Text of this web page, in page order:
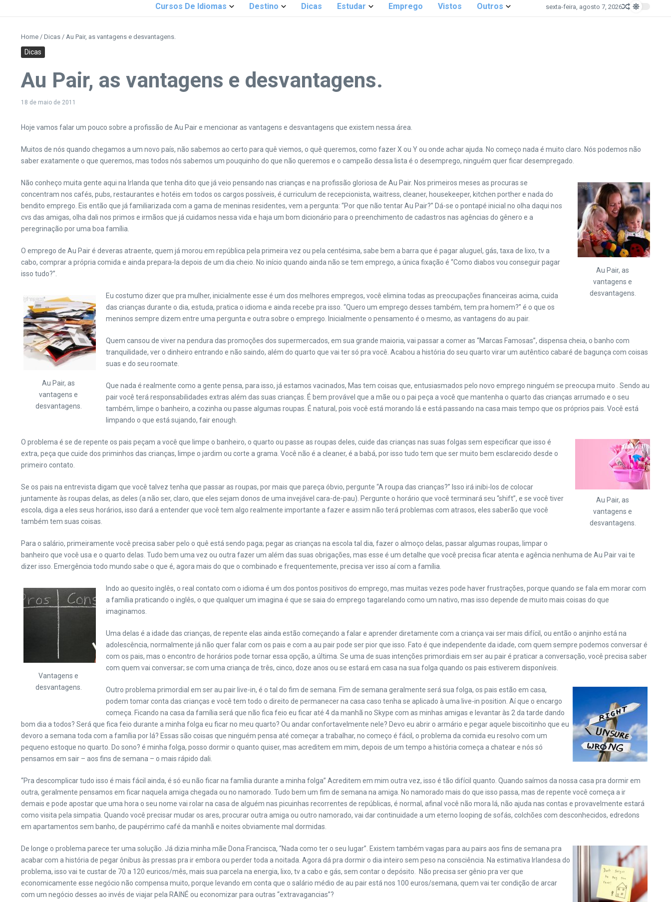
Cursos De Idiomas Destino Dicas Estudar Emprego Vistos Outros sexta-feira, agosto 7, 2026
Home / Dicas / Au Pair, as vantagens e desvantagens.
Dicas
Au Pair, as vantagens e desvantagens.
18 de maio de 2011
Hoje vamos falar um pouco sobre a profissão de Au Pair e mencionar as vantagens e desvantagens que existem nessa área.
Muitos de nós quando chegamos a um novo país, não sabemos ao certo para quê viemos, o quê queremos, como fazer X ou Y ou onde achar ajuda. No começo nada é muito claro. Nós podemos não
saber exatamente o que queremos, mas todos nós sabemos um pouquinho do que não queremos e o campeão dessa lista é o desemprego, ninguém quer ficar desempregado.
Au Pair, as
vantagens e
desvantagens.
Não conheço muita gente aqui na Irlanda que tenha dito que já veio pensando nas crianças e na profissão gloriosa de Au Pair. Nos primeiros meses as procuras se
concentram nos cafés, pubs, restaurantes e hotéis em todos os cargos possíveis, é curriculum de recepcionista, waitress, cleaner, housekeeper, kitchen porther e nada do
bendito emprego. Eis então que já familiarizada com a gama de meninas residentes, vem a pergunta: “Por que não tentar Au Pair?” Dá-se o pontapé inicial no olha daqui nos
cvs das amigas, olha dali nos primos e irmãos que já cuidamos nessa vida e haja um bom dicionário para o preenchimento de cadastros nas agências do gênero e a
peregrinação por uma boa família.
O emprego de Au Pair é deveras atraente, quem já morou em república pela primeira vez ou pela centésima, sabe bem a barra que é pagar aluguel, gás, taxa de lixo, tv a
cabo, comprar a própria comida e ainda prepara-la depois de um dia cheio. No início quando ainda não se tem emprego, a única fixação é “Como diabos vou conseguir pagar
isso tudo?”.
Au Pair, as
vantagens e
desvantagens.
Eu costumo dizer que pra mulher, inicialmente esse é um dos melhores empregos, você elimina todas as preocupações financeiras acima, cuida
das crianças durante o dia, estuda, pratica o idioma e ainda recebe pra isso. “Quero um emprego desses também, tem pra homem?” é o que os
meninos sempre dizem entre uma pergunta e outra sobre o emprego. Inicialmente o pensamento é o mesmo, as vantagens do au pair.
Quem cansou de viver na pendura das promoções dos supermercados, em sua grande maioria, vai passar a comer as “Marcas Famosas”, dispensa cheia, o banho com
tranquilidade, ver o dinheiro entrando e não saindo, além do quarto que vai ter só pra você. Acabou a história do seu quarto virar um autêntico cabaré de bagunça com coisas
suas e do seu roomate.
Que nada é realmente como a gente pensa, para isso, já estamos vacinados, Mas tem coisas que, entusiasmados pelo novo emprego ninguém se preocupa muito . Sendo au
pair você terá responsabilidades extras além das suas crianças. É bem provável que a mãe ou o pai peça a você que mantenha o quarto das crianças arrumado e o seu
também, limpe o banheiro, a cozinha ou passe algumas roupas. É natural, pois você está morando lá e está passando na casa mais tempo que os próprios pais. Você está
limpando o que está sujando, fair enough.
Au Pair, as
vantagens e
desvantagens.
O problema é se de repente os pais peçam a você que limpe o banheiro, o quarto ou passe as roupas deles, cuide das crianças nas suas folgas sem especificar que isso é
extra, peça que cuide dos priminhos das crianças, limpe o jardim ou corte a grama. Você não é a cleaner, é a babá, por isso tudo tem que ser muito bem esclarecido desde o
primeiro contato.
Se os pais na entrevista digam que você talvez tenha que passar as roupas, por mais que pareça óbvio, pergunte “A roupa das crianças?” Isso irá inibi-los de colocar
juntamente às roupas delas, as deles (a não ser, claro, que eles sejam donos de uma invejável cara-de-pau). Pergunte o horário que você terminará seu “shift”, e se você tiver
escola, diga a eles seus horários, isso dará a entender que você tem algo realmente importante a fazer e assim não terá problemas com atrasos, eles saberão que você
também tem suas coisas.
Para o salário, primeiramente você precisa saber pelo o quê está sendo paga; pegar as crianças na escola tal dia, fazer o almoço delas, passar algumas roupas, limpar o
banheiro que você usa e o quarto delas. Tudo bem uma vez ou outra fazer um além das suas obrigações, mas esse é um detalhe que você precisa ficar atenta e agência nenhuma de Au Pair vai te
dizer isso. Emergência todo mundo sabe o que é, agora mais do que o combinado e frequentemente, precisa ver isso aí com a família.
Vantagens e
desvantagens.
Indo ao quesito inglês, o real contato com o idioma é um dos pontos positivos do emprego, mas muitas vezes pode haver frustrações, porque quando se fala em morar com
a família praticando o inglês, o que qualquer um imagina é que se saia do emprego tagarelando como um nativo, mas isso depende de muito mais coisas do que
imaginamos.
Uma delas é a idade das crianças, de repente elas ainda estão começando a falar e aprender diretamente com a criança vai ser mais difícil, ou então o anjinho está na
adolescência, normalmente já não quer falar com os pais e com a au pair pode ser pior que isso. Fato é que independente da idade, com quem sempre podemos conversar é
com os pais, mas o encontro de horários pode tornar essa opção, a última. Se uma de suas intenções primordiais em ser au pair é praticar a conversação, você precisa saber
com quem vai conversar; se com uma criança de três, cinco, doze anos ou se estará em casa na sua folga quando os pais estiverem disponíveis.
Outro problema primordial em ser au pair live-in, é o tal do fim de semana. Fim de semana geralmente será sua folga, os pais estão em casa,
podem tomar conta das crianças e você tem todo o direito de permanecer na casa caso tenha se aplicado à uma live-in position. Aí que o encargo
começa. Ficando na casa da família será que não fica feio eu ficar até 4 da manhã no Skype com as minhas amigas e levantar às 2 da tarde dando
bom dia a todos? Será que fica feio durante a minha folga eu ficar no meu quarto? Ou andar confortavelmente nele? Devo eu abrir o armário e pegar aquele biscoitinho que eu
devoro a semana toda com a família por lá? Essas são coisas que ninguém pensa até começar a trabalhar, no começo é fácil, o problema da comida eu resolvo com um
pequeno estoque no quarto. Do sono? é minha folga, posso dormir o quanto quiser, mas acreditem em mim, depois de um tempo a história começa a chatear e nós só
pensamos em sair – aos fins de semana – o mais rápido dali.
“Pra descomplicar tudo isso é mais fácil ainda, é só eu não ficar na família durante a minha folga” Acreditem em mim outra vez, isso é tão difícil quanto. Quando saímos da nossa casa pra dormir em
outra, geralmente pensamos em ficar naquela amiga chegada ou no namorado. Tudo bem um fim de semana na amiga. No namorado mais do que isso passa, mas de repente você começa a ir
demais e pode apostar que uma hora o seu nome vai rolar na casa de alguém nas picuinhas recorrentes de repúblicas, é normal, afinal você não mora lá, não ajuda nas contas e provavelmente estará
como visita pela simpatia. Quando você precisar mudar os ares, procurar outra amiga ou outro namorado, vai dar continuidade a um eterno looping de sofás, colchões com desconhecidos, edredons
em apartamentos sem banho, de paupérrimo café da manhã e noites obviamente mal dormidas.
De longe o problema parece ter uma solução. Já dizia minha mãe Dona Francisca, “Nada como ter o seu lugar”. Existem também vagas para au pairs aos fins de semana pra
acabar com a história de pegar ônibus às pressas pra ir embora ou perder toda a noitada. Agora dá pra dormir o dia inteiro sem peso na consciência. Na estimativa Irlandesa do
problema, isso vai te custar de 70 a 120 euricos/mês, mais sua parcela na energia, lixo, tv a cabo e gás, sem contar o depósito. Não precisa ser gênio pra ver que
economicamente esse negócio não compensa muito, porque levando em conta que o salário médio de au pair está nos 100 euros/semana, quem vai ter condição de arcar
com um negócio desses ao invés de viajar pela RAINÉ ou economizar para outras “extravagancias”?